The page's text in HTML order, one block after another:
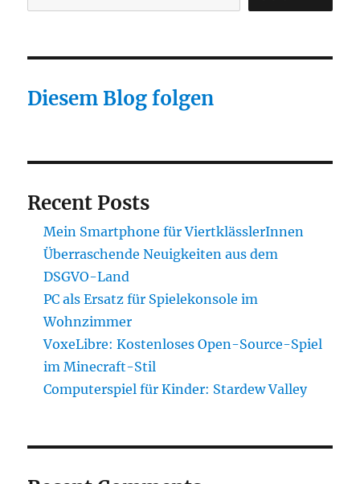
Diesem Blog folgen
Recent Posts
Mein Smartphone für ViertklässlerInnen
Überraschende Neuigkeiten aus dem
DSGVO-Land
PC als Ersatz für Spielekonsole im
Wohnzimmer
VoxeLibre: Kostenloses Open-Source-Spiel
im Minecraft-Stil
Computerspiel für Kinder: Stardew Valley